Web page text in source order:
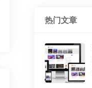
热门文章